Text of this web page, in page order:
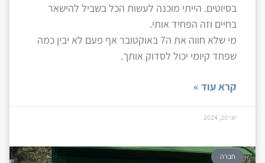
בסיוטים. הייתי מוכנה לעשות הכל בשביל להישאר
בחיים וזה הפחיד אותי.
מי שלא חווה את ה7 באוקטובר אף פעם לא יבין כמה
שפחד קיומי יכול לסדוק אותך.
קרא עוד »
יוני 20, 2024
חברה